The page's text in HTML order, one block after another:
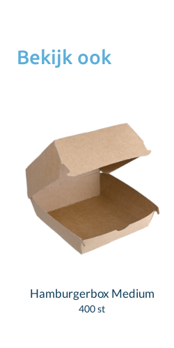
Bekijk ook
Hamburgerbox Medium
400 st